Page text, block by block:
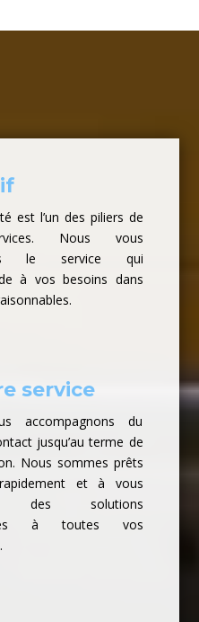
est l’un des piliers de
Nous vous
le service qui
à vos besoins dans
service
accompagnons du
jusqu’au terme de
Nous sommes prêts
et à vous
des solutions
à toutes vos